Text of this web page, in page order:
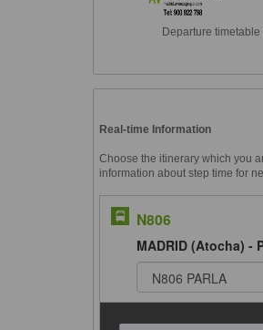
Departure timetable
Real-time Information
Choose the itinerary which you
information about step time for